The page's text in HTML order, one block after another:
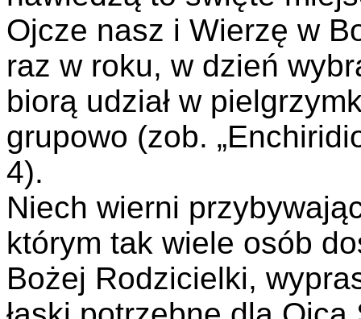
Ojcze nasz i Wierzę w
raz w roku, w dzień
biorą udział w
grupowo (zob.
4).
Niech wierni
którym tak wiele osób
Bożej Rodzicielki,